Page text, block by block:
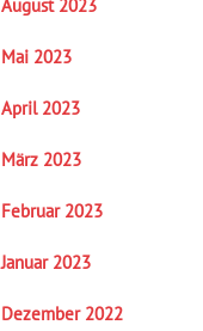
August 2023
Mai 2023
April 2023
März 2023
Februar 2023
Januar 2023
Dezember 2022